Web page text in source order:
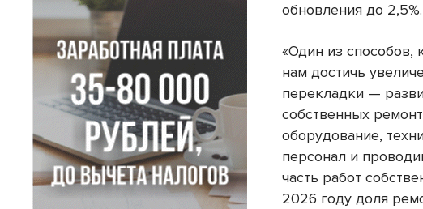
обновления до 2,5%.
«Один из способов,
нам достичь
перекладки —
собственных
оборудование,
персонал и
часть работ
2026 году доля